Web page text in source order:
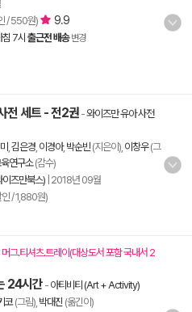
/ 550원) 9.9
7시 출근전 배송 변경
전 세트 - 전2권 -와이즈만 유아 사전
김은경 이경아, 박순빈 (지은이), 이창우(그
연구소(감수)
즈만북스) 2018년 09월
/ 1,880원)
그.티셔츠.트레이(대상도서 포함 국내서 2
24시간 - 아티비티 (Art + Activity)
코(그림), 박대진 (옮긴이)